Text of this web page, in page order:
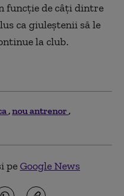
funcție de câți dintre
ca giuleștenii să le
la club.
nou antrenor
peGoogle News